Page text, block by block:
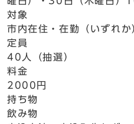
対象
市内在住・在勤（いずれか
定員
40人（抽選）
料金
2000円
持ち物
飲み物